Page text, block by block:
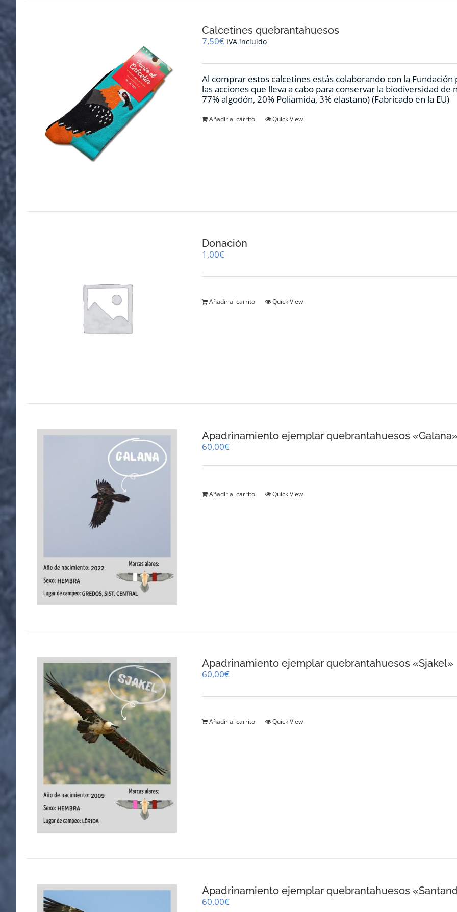
Calcetines quebrantahuesos
7,50€ IVA incluido
Al comprar estos calcetines estás colaborando con la
las acciones que lleva a cabo para conservar la biodiversidad
77% algodón, 20% Poliamida, 3% elastano) (Fabricado en la EU)
Añadir al carrito Quick View
Donación
1,00€
Añadir al carrito Quick View
Apadrinamiento ejemplar quebrantahuesos
60,00€
Añadir al carrito Quick View
Apadrinamiento ejemplar quebrantahuesos «Sjakel»
60,00€
Añadir al carrito Quick View
Apadrinamiento ejemplar quebrantahuesos
60,00€